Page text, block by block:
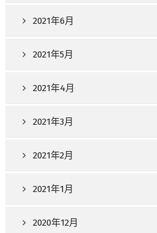
2021年6月
2021年5月
2021年4月
2021年3月
2021年2月
2021年1月
2020年12月